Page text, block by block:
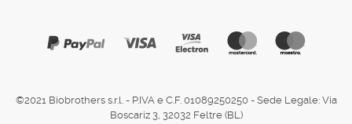
©2021 Biobrothers s.r.l. - P.IVA e C.F. 01089250250 - Sede Legale: Via
Boscariz 3, 32032 Feltre (BL)